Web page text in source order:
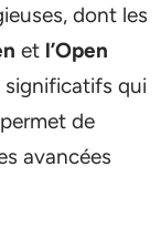
dont les
et l’Open
significatifs qui
de
avancées